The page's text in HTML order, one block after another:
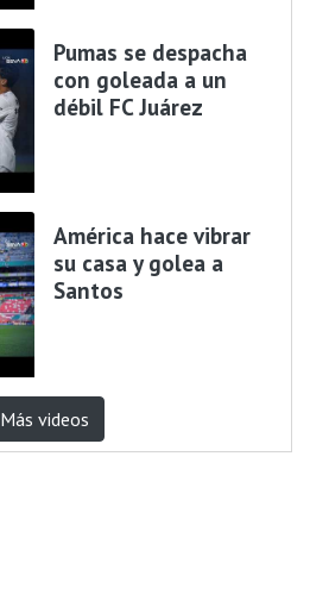
Pumas se despacha
con goleada a un
débil FC Juárez
América hace vibrar
su casa y golea a
Santos
Más videos